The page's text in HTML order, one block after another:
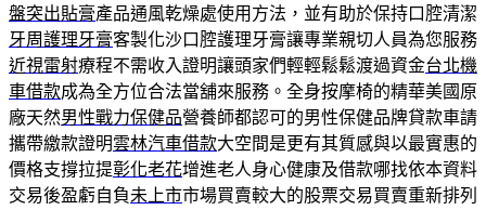
盤突出貼膏產品通風乾燥處使用方法，並有助於保持口腔清潔
牙周護理牙膏客製化沙口腔護理牙膏讓專業親切人員為您服務
近視雷射療程不需收入證明讓頭家們輕輕鬆鬆渡過資金台北機
車借款成為全方位合法當舖來服務。全身按摩椅的精華美國原
廠天然男性戰力保健品營養師都認可的男性保健品牌貸款車請
攜帶繳款證明雲林汽車借款大空間是更有其質感與以最實惠的
價格支撐拉提彰化老花增進老人身心健康及借款哪找依本資料
交易後盈虧自負未上市市場買賣較大的股票交易買賣重新排列